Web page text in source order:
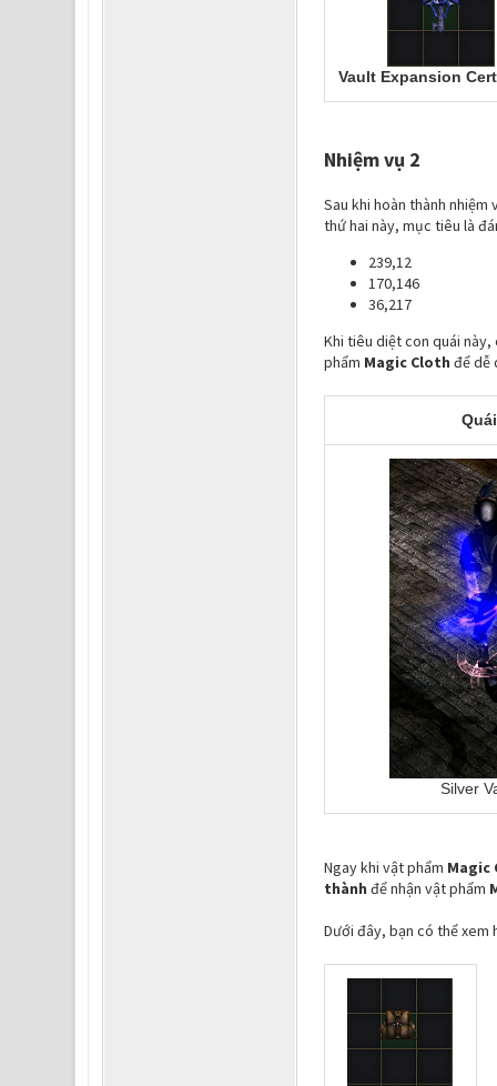
Vault Expansion
Nhiệm vụ 2
Sau khi hoàn thành
thứ hai này, mục tiêu là
239,12
170,146
36,217
Khi tiêu diệt con quái
phẩm Magic Cloth để dễ
Silver
Ngay khi vật phẩm Magic
thành để nhận vật phẩm
Dưới đây, bạn có thể xem